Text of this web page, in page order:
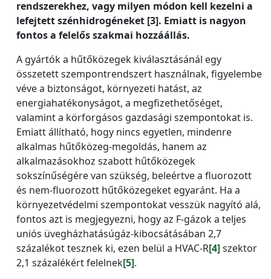
rendszerekhez, vagy milyen módon kell kezelni a
lefejtett szénhidrogéneket [3]. Emiatt is nagyon
fontos a felelős szakmai hozzáállás.
A gyártók a hűtőközegek kiválasztásánál egy
összetett szempontrendszert használnak, figyelembe
véve a biztonságot, környezeti hatást, az
energiahatékonyságot, a megfizethetőséget,
valamint a körforgásos gazdasági szempontokat is.
Emiatt állítható, hogy nincs egyetlen, mindenre
alkalmas hűtőközeg-megoldás, hanem az
alkalmazásokhoz szabott hűtőközegek
sokszínűségére van szükség, beleértve a fluorozott
és nem-fluorozott hűtőközegeket egyaránt. Ha a
környezetvédelmi szempontokat vesszük nagyító alá,
fontos azt is megjegyezni, hogy az F-gázok a teljes
uniós üvegházhatásúgáz-kibocsátásában 2,7
százalékot tesznek ki, ezen belül a HVAC-R[4]szektor
2,1 százalékért felelnek[5].